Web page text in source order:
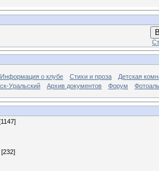
Информация о клубе Стихи и проза
Детская
Уральский
Архив документов Форум
[232]